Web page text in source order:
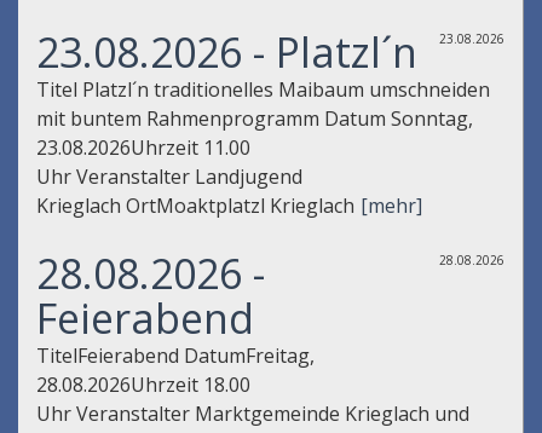
23.08.2026
23.08.2026 - Platzl´n
Titel Platzl´n traditionelles Maibaum umschneiden
mit buntem Rahmenprogramm Datum Sonntag,
23.08.2026Uhrzeit 11.00
Uhr Veranstalter Landjugend
Krieglach OrtMoaktplatzl Krieglach [mehr]
28.08.2026
28.08.2026 -
Feierabend
TitelFeierabend DatumFreitag,
28.08.2026Uhrzeit 18.00
Uhr Veranstalter Marktgemeinde Krieglach und